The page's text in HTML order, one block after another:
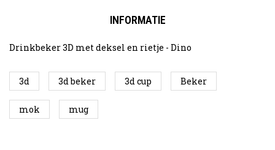
INFORMATIE
Drinkbeker 3D met deksel en rietje - Dino
3d 3d beker 3d cup Beker
mok mug